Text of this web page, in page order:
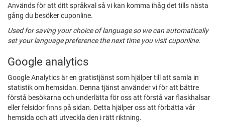
Används för att ditt språkval så vi kan komma ihåg det tills nästa
gång du besöker cuponline.
Used for saving your choice of language so we can automatically
set your language preference the next time you visit cuponline.
Google analytics
Google Analytics är en gratistjänst som hjälper till att samla in
statistik om hemsidan. Denna tjänst använder vi för att bättre
förstå besökarna och underlätta för oss att förstå var flaskhalsar
eller felsidor finns på sidan. Detta hjälper oss att förbätta vår
hemsida och att utveckla den i rätt riktning.